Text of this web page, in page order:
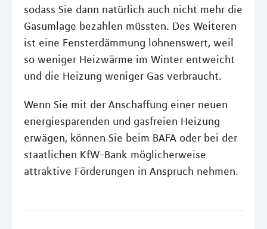
sodass Sie dann natürlich auch nicht mehr die
Gasumlage bezahlen müssten. Des Weiteren
ist eine Fensterdämmung lohnenswert, weil
so weniger Heizwärme im Winter entweicht
und die Heizung weniger Gas verbraucht.
Wenn Sie mit der Anschaffung einer neuen
energiesparenden und gasfreien Heizung
erwägen, können Sie beim BAFA oder bei der
staatlichen KfW-Bank möglicherweise
attraktive Förderungen in Anspruch nehmen.